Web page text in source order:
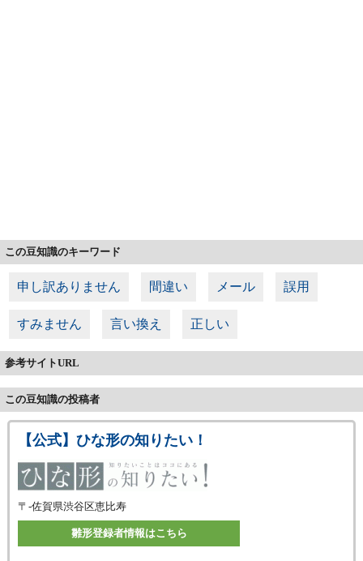
この豆知識のキーワード
申し訳ありません 間違い メール 誤用
すみません 言い換え 正しい
参考サイトURL
この豆知識の投稿者
【公式】ひな形の知りたい！
〒-佐賀県渋谷区恵比寿
雛形登録者情報はこちら